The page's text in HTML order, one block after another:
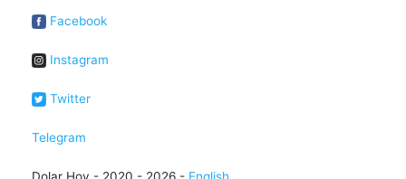
Facebook
Instagram
Twitter
Telegram